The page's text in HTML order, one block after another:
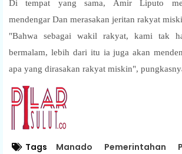
Di tempat yang sama, Amir Liputo
mendengar Dan merasakan jeritan rakyat
"Bahwa sebagai wakil rakyat, kami tak
bermalam, lebih dari itu ia juga akan
apa yang dirasakan rakyat miskin",
Tags Manado Pemerintahan